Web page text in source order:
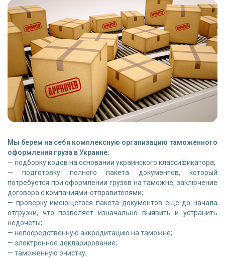
Мы берем на себя комплексную организацию таможенного
оформления груза в Украине:
— подборку кодов на основании украинского классификатора;
— подготовку полного пакета документов, который
потребуется при оформлении грузов на таможне, заключение
договора с компаниями-отправителями;
— проверку имеющегося пакета документов еще до начала
отгрузки, что позволяет изначально выявить и устранить
недочеты;
— непосредственную аккредитацию на таможне;
— электронное декларирование;
— таможенную очистку;